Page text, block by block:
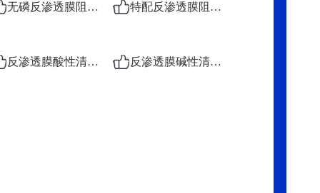
无磷反渗透膜阻垢剂 特配反渗透膜阻垢剂
反渗透膜酸性清洗剂 反渗透膜碱性清洗剂